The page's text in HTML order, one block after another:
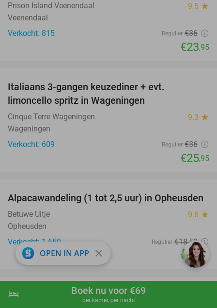
shopping_cart Boek nu
hotel Boek nu voor €69
per kamer, per nacht
Prison Island Veenendaal 9.5 star
Veenendaal
Verkocht: 815
Regulier €36
€23,95
Italiaans 3-gangen keuzediner + evt.
limoncello spritz in Wageningen
Cinque Terre Wageningen 9.3 star
Wageningen
Verkocht: 609
Regulier €36
€25,95
38%
Alpacawandeling (1 tot 2,5 uur) in Opheusden
Betuwe Uitje 9.6 star
Opheusden
Verkocht: 1.650
Regulier €18,50
€11,50
favorite_border
Wandelarrangement incl. gebak en 2-
OPEN IN APP close